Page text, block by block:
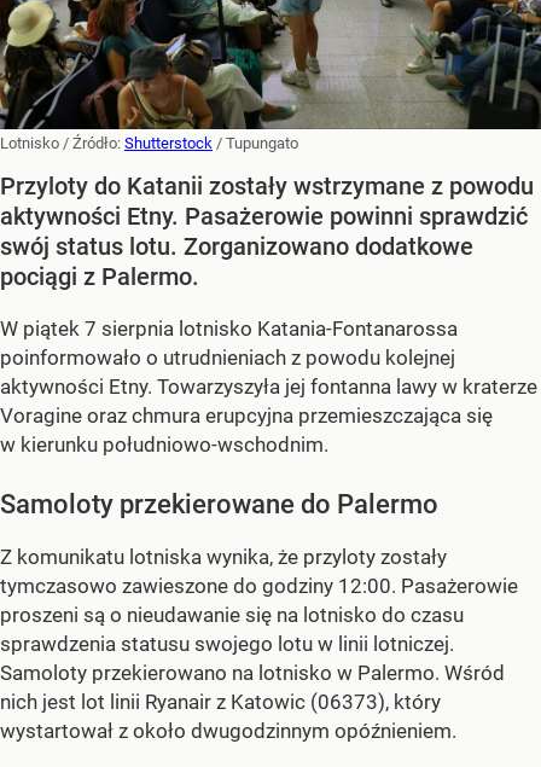
Lotnisko / Źródło: Shutterstock / Tupungato
Przyloty do Katanii zostały wstrzymane z powodu
aktywności Etny. Pasażerowie powinni sprawdzić
swój status lotu. Zorganizowano dodatkowe
pociągi z Palermo.
W piątek 7 sierpnia lotnisko Katania-Fontanarossa
poinformowało o utrudnieniach z powodu kolejnej
aktywności Etny. Towarzyszyła jej fontanna lawy w kraterze
Voragine oraz chmura erupcyjna przemieszczająca się
w kierunku południowo-wschodnim.
Samoloty przekierowane do Palermo
Z komunikatu lotniska wynika, że przyloty zostały
tymczasowo zawieszone do godziny 12:00. Pasażerowie
proszeni są o nieudawanie się na lotnisko do czasu
sprawdzenia statusu swojego lotu w linii lotniczej.
Samoloty przekierowano na lotnisko w Palermo. Wśród
nich jest lot linii Ryanair z Katowic (06373), który
wystartował z około dwugodzinnym opóźnieniem.